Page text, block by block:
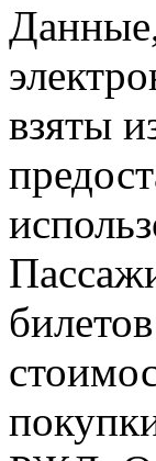
взяты